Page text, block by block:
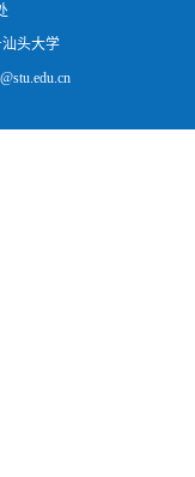
头大学